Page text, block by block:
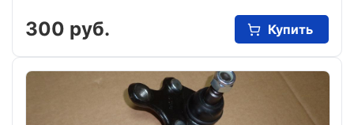
300 руб. Купить